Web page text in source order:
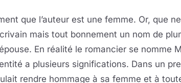
que l’auteur est une femme. Or, que
mais tout bonnement un nom de
En réalité le romancier se nomme
a plusieurs significations. Dans un
rendre hommage à sa femme et à